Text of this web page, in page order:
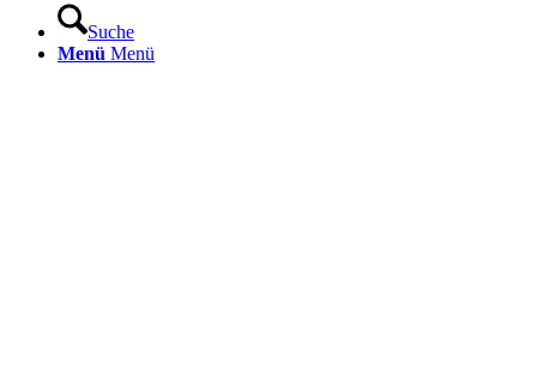
Suche
Menü Menü